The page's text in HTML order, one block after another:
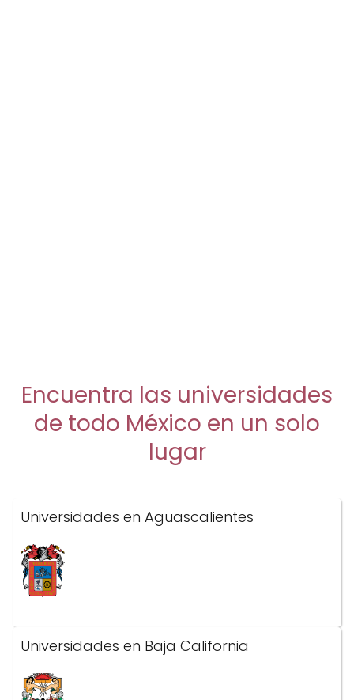
Encuentra las universidades
de todo México en un solo
lugar
Universidades en Aguascalientes
Universidades en Baja California